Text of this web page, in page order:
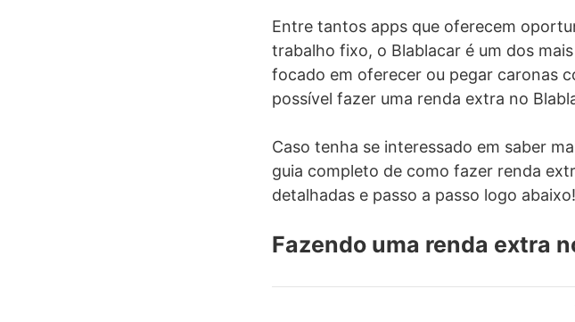
Entre tantos apps que oferecem
trabalho fixo, o Blablacar é um dos
focado em oferecer ou pegar caronas
possível fazer uma renda extra no
Caso tenha se interessado em saber
guia completo de como fazer renda
detalhadas e passo a passo logo abaixo!
Fazendo uma renda extra